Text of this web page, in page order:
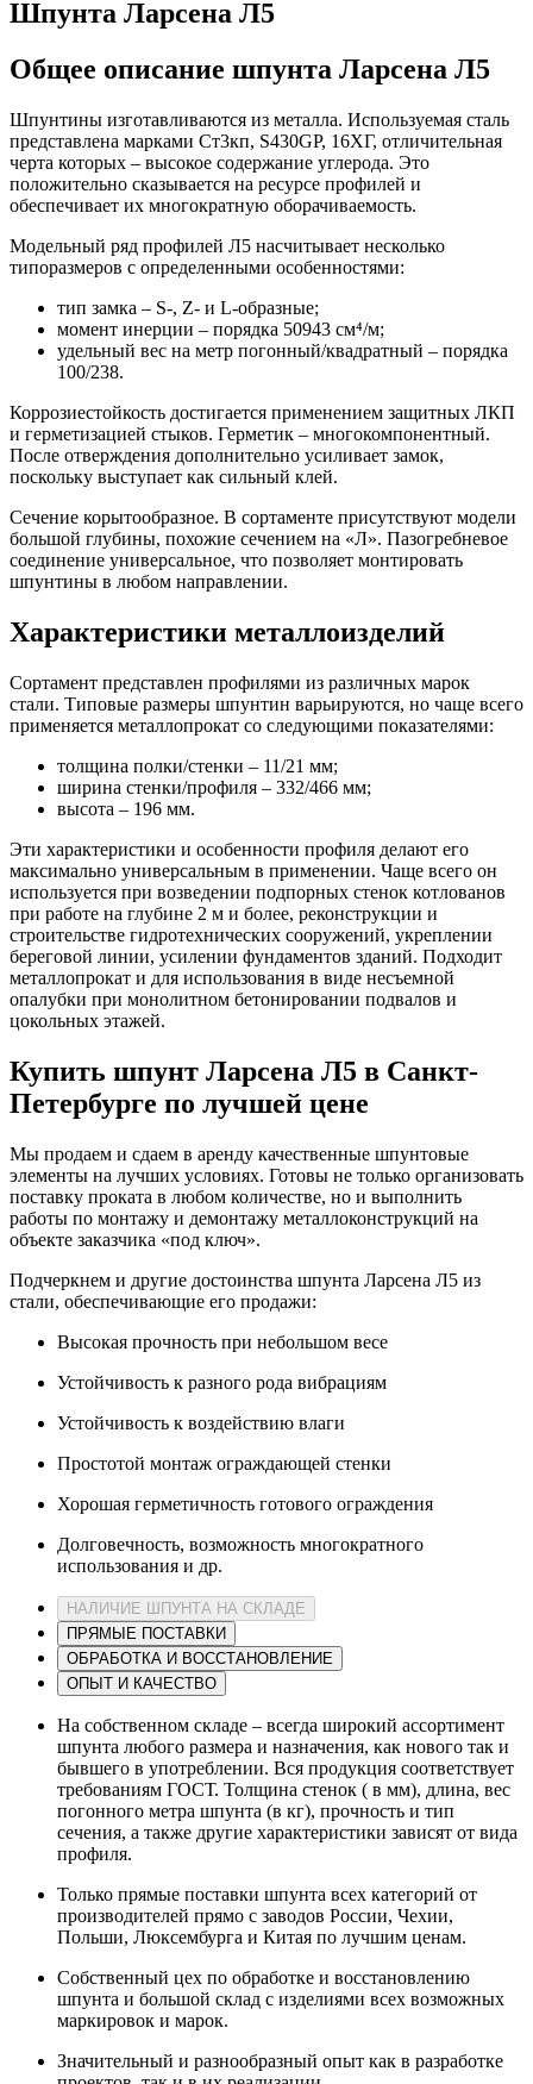
Шпунта Ларсена Л5
Общее описание шпунта Ларсена Л5
Шпунтины изготавливаются из металла. Используемая сталь
представлена марками Ст3кп, S430GP, 16ХГ, отличительная
черта которых – высокое содержание углерода. Это
положительно сказывается на ресурсе профилей и
обеспечивает их многократную оборачиваемость.
Модельный ряд профилей Л5 насчитывает несколько
типоразмеров с определенными особенностями:
тип замка – S-, Z- и L-образные;
момент инерции – порядка 50943 см⁴/м;
удельный вес на метр погонный/квадратный – порядка
100/238.
Коррозиестойкость достигается применением защитных ЛКП
и герметизацией стыков. Герметик – многокомпонентный.
После отверждения дополнительно усиливает замок,
поскольку выступает как сильный клей.
Сечение корытообразное. В сортаменте присутствуют модели
большой глубины, похожие сечением на «Л». Пазогребневое
соединение универсальное, что позволяет монтировать
шпунтины в любом направлении.
Характеристики металлоизделий
Сортамент представлен профилями из различных марок
стали. Типовые размеры шпунтин варьируются, но чаще всего
применяется металлопрокат со следующими показателями:
толщина полки/стенки – 11/21 мм;
ширина стенки/профиля – 332/466 мм;
высота – 196 мм.
Эти характеристики и особенности профиля делают его
максимально универсальным в применении. Чаще всего он
используется при возведении подпорных стенок котлованов
при работе на глубине 2 м и более, реконструкции и
строительстве гидротехнических сооружений, укреплении
береговой линии, усилении фундаментов зданий. Подходит
металлопрокат и для использования в виде несъемной
опалубки при монолитном бетонировании подвалов и
цокольных этажей.
Купить шпунт Ларсена Л5 в Санкт-
Петербурге по лучшей цене
Мы продаем и сдаем в аренду качественные шпунтовые
элементы на лучших условиях. Готовы не только организовать
поставку проката в любом количестве, но и выполнить
работы по монтажу и демонтажу металлоконструкций на
объекте заказчика «под ключ».
Подчеркнем и другие достоинства шпунта Ларсена Л5 из
стали, обеспечивающие его продажи:
Высокая прочность при небольшом весе
Устойчивость к разного рода вибрациям
Устойчивость к воздействию влаги
Простотой монтаж ограждающей стенки
Хорошая герметичность готового ограждения
Долговечность, возможность многократного
использования и др.
НАЛИЧИЕ ШПУНТА НА СКЛАДЕ
ПРЯМЫЕ ПОСТАВКИ
ОБРАБОТКА И ВОССТАНОВЛЕНИЕ
ОПЫТ И КАЧЕСТВО
На собственном складе – всегда широкий ассортимент
шпунта любого размера и назначения, как нового так и
бывшего в употреблении. Вся продукция соответствует
требованиям ГОСТ. Толщина стенок ( в мм), длина, вес
погонного метра шпунта (в кг), прочность и тип
сечения, а также другие характеристики зависят от вида
профиля.
Только прямые поставки шпунта всех категорий от
производителей прямо с заводов России, Чехии,
Польши, Люксембурга и Китая по лучшим ценам.
Собственный цех по обработке и восстановлению
шпунта и большой склад с изделиями всех возможных
маркировок и марок.
Значительный и разнообразный опыт как в разработке